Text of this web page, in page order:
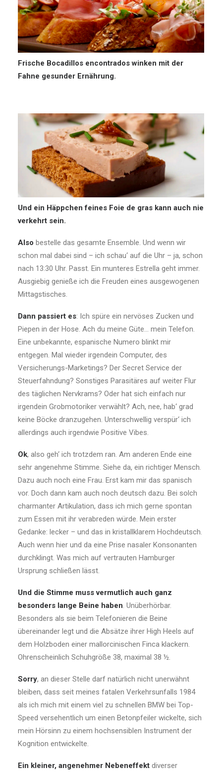
Frische Bocadillos encontrados winken mit der
Fahne gesunder Ernährung.
Und ein Häppchen feines Foie de gras kann auch nie
verkehrt sein.
Also bestelle das gesamte Ensemble. Und wenn wir
schon mal dabei sind – ich schau‘ auf die Uhr – ja, schon
nach 13:30 Uhr. Passt. Ein munteres Estrella geht immer.
Ausgiebig genieße ich die Freuden eines ausgewogenen
Mittagstisches.
Dann passiert es: Ich spüre ein nervöses Zucken und
Piepen in der Hose. Ach du meine Güte… mein Telefon.
Eine unbekannte, espanische Numero blinkt mir
entgegen. Mal wieder irgendein Computer, des
Versicherungs-Marketings? Der Secret Service der
Steuerfahndung? Sonstiges Parasitäres auf weiter Flur
des täglichen Nervkrams? Oder hat sich einfach nur
irgendein Grobmotoriker verwählt? Ach, nee, hab‘ grad
keine Böcke dranzugehen. Unterschwellig verspür‘ ich
allerdings auch irgendwie Positive Vibes.
Ok, also geh‘ ich trotzdem ran. Am anderen Ende eine
sehr angenehme Stimme. Siehe da, ein richtiger Mensch.
Dazu auch noch eine Frau. Erst kam mir das spanisch
vor. Doch dann kam auch noch deutsch dazu. Bei solch
charmanter Artikulation, dass ich mich gerne spontan
zum Essen mit ihr verabreden würde. Mein erster
Gedanke: lecker – und das in kristallklarem Hochdeutsch.
Auch wenn hier und da eine Prise nasaler Konsonanten
durchklingt. Was mich auf vertrauten Hamburger
Ursprung schließen lässt.
Und die Stimme muss vermutlich auch ganz
besonders lange Beine haben. Unüberhörbar.
Besonders als sie beim Telefonieren die Beine
übereinander legt und die Absätze ihrer High Heels auf
dem Holzboden einer mallorcinischen Finca klackern.
Ohrenscheinlich Schuhgröße 38, maximal 38 ½.
Sorry, an dieser Stelle darf natürlich nicht unerwähnt
bleiben, dass seit meines fatalen Verkehrsunfalls 1984
als ich mich mit einem viel zu schnellen BMW bei Top-
Speed versehentlich um einen Betonpfeiler wickelte, sich
mein Hörsinn zu einem hochsensiblen Instrument der
Kognition entwickelte.
Ein kleiner, angenehmer Nebeneffekt diverser